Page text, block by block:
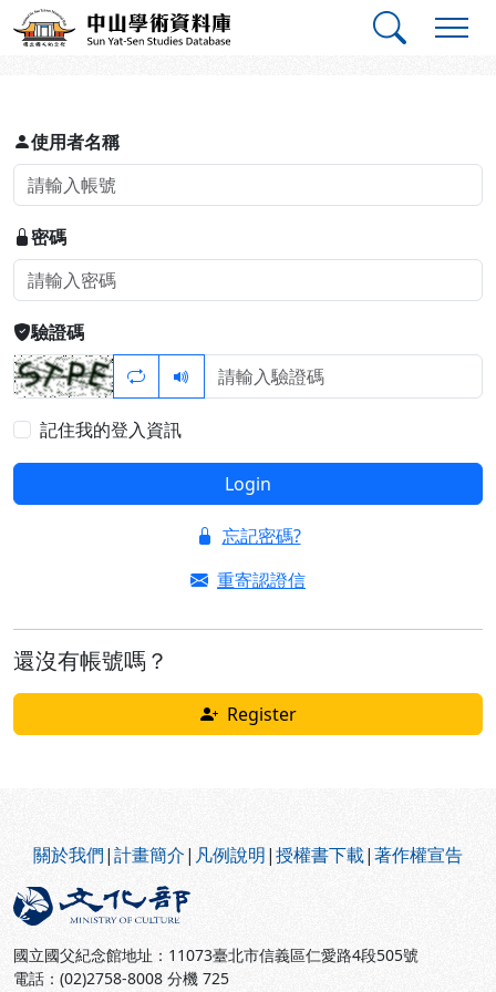
跳到主要內容
中山學術資料庫
登入
使用者名稱
密碼
驗證碼
記住我的登入資訊
Login
忘記密碼?
重寄認證信
還沒有帳號嗎？
Register
關於我們|計畫簡介| 凡例說明|授權書下載|著作權宣告
國立國父紀念館地址：11073臺北市信義區仁愛路4段505號
電話：(02)2758-8008 分機 725